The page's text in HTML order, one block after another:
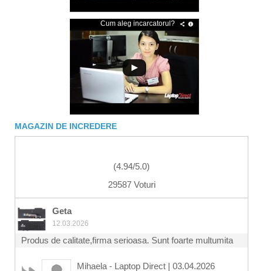
Cum aleg incarcatorul?
MAGAZIN DE INCREDERE
(4.94/5.0)
29587 Voturi
Geta
12.03.2026
Produs de calitate,firma serioasa. Sunt foarte multumita
Mihaela - Laptop Direct | 03.04.2026